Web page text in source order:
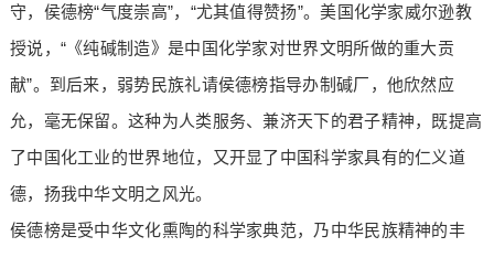
守，侯德榜“气度崇高”，“尤其值得赞扬”。美国化学家威尔逊教
授说，“《纯碱制造》是中国化学家对世界文明所做的重大贡
献”。到后来，弱势民族礼请侯德榜指导办制碱厂，他欣然应
允，毫无保留。这种为人类服务、兼济天下的君子精神，既提高
了中国化工业的世界地位，又开显了中国科学家具有的仁义道
德，扬我中华文明之风光。
侯德榜是受中华文化熏陶的科学家典范，乃中华民族精神的丰